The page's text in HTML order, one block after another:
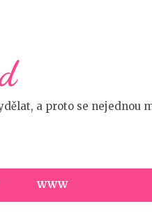
a proto se nejednou
WWW